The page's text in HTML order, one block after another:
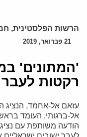
הרשות הפלסטינית,
21 פברואר, 2019
'המתונים'
רקטות לעבר
עזאם אל-אחמד, הנציג
אל-ברגותי, העומד
הודעה משותפת עם